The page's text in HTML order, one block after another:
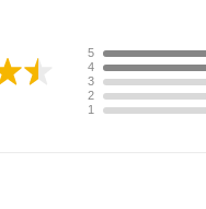
5
4
3
2
1